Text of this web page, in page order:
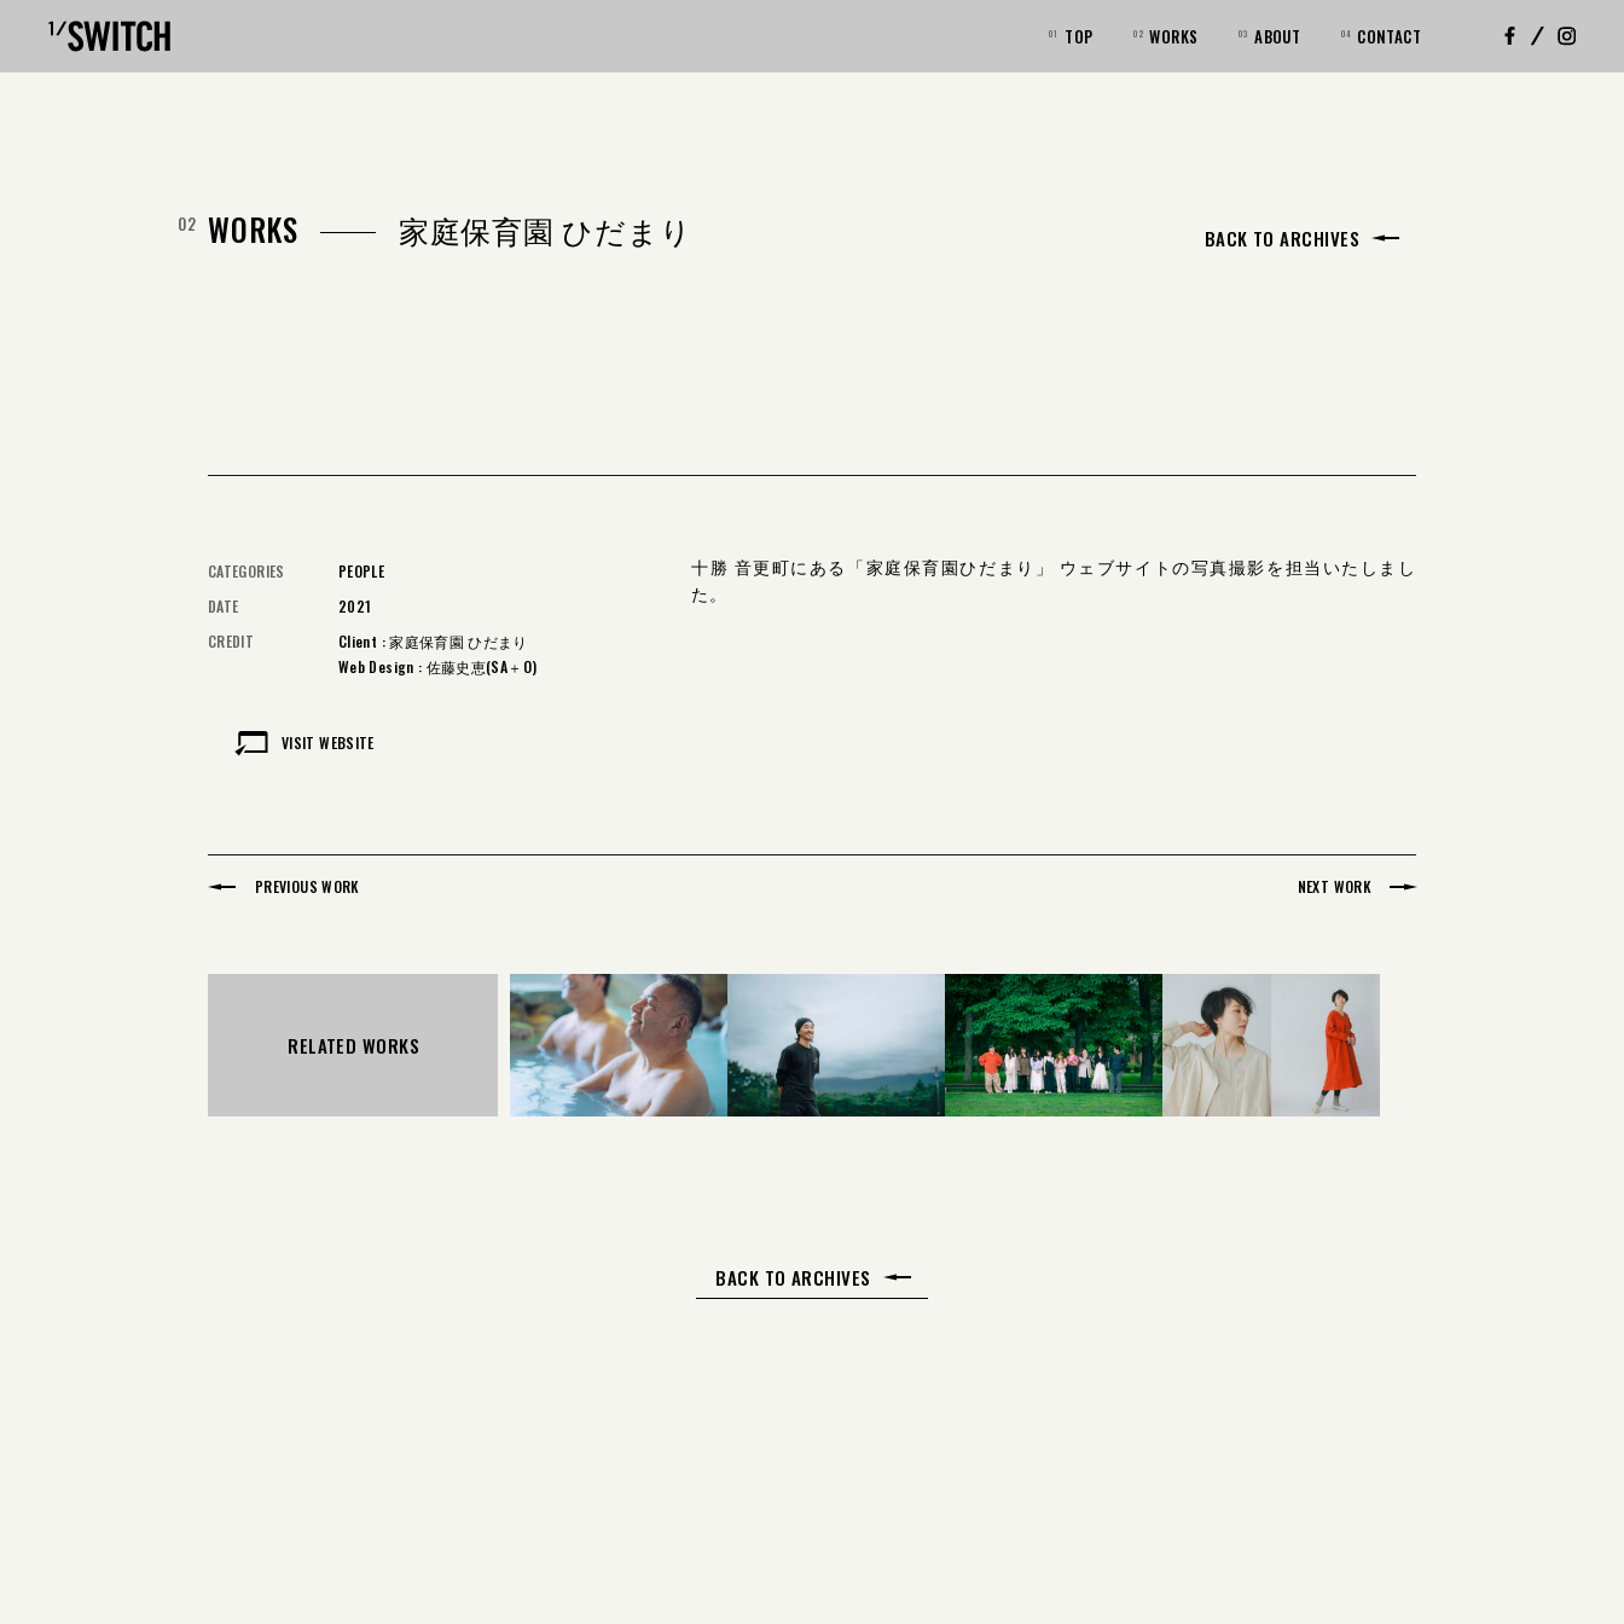
TOP WORKS ABOUT CONTACT
WORKS 家庭保育園 ひだまり BACK TO ARCHIVES
十勝 音更町にある「家庭保育園ひだまり」
ウェブサイトの写真撮影を担当いたしまし
た。
CATEGORIES
PEOPLE
DATE
2021
CREDIT
Client : 家庭保育園 ひだまり
Web Design : 佐藤史恵(SA＋O)
VISIT WEBSITE
PREVIOUS WORK NEXT WORK
RELATED WORKS
BACK TO ARCHIVES